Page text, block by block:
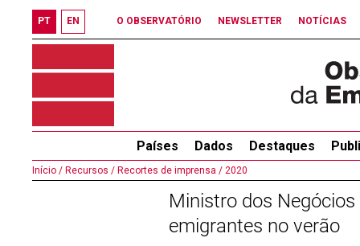
PT EN O OBSERVATÓRIO NEWSLETTER NOTÍCIAS
Países Dados Destaques
Início / Recursos / Recortes de imprensa / 2020
Ministro dos
emigrantes no verão